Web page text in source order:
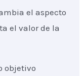
el aspecto
el valor de la
objetivo